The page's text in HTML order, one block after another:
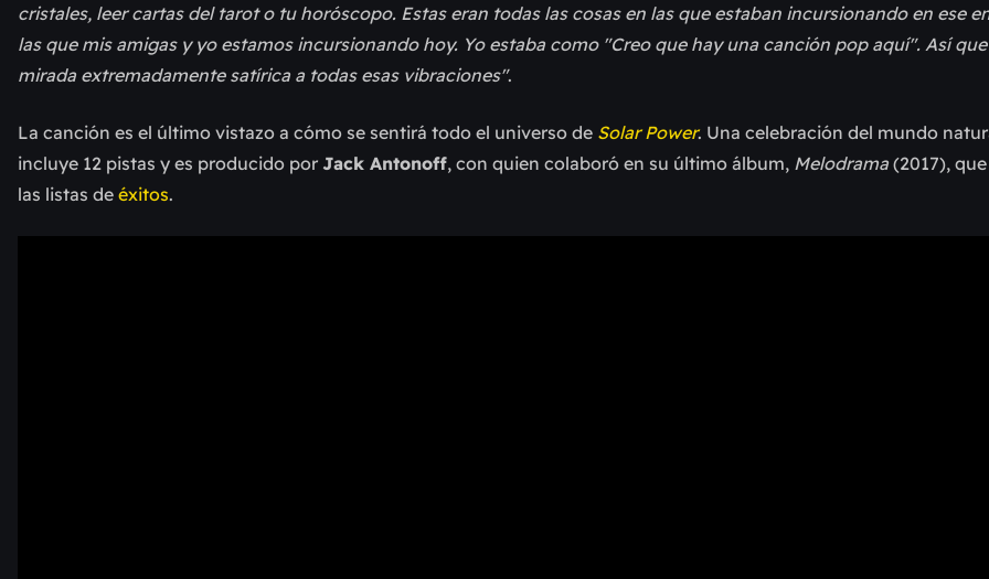
cristales, leer cartas del tarot o tu horóscopo. Estas eran todas las cosas en las que estaban incursionando en ese
las que mis amigas y yo estamos incursionando hoy. Yo estaba como "Creo que hay una canción pop aquí". Así
mirada extremadamente satírica a todas esas vibraciones".
La canción es el último vistazo a cómo se sentirá todo el universo de Solar Power. Una celebración del mundo
incluye 12 pistas y es producido por Jack Antonoff, con quien colaboró en su último álbum, Melodrama (2017),
las listas de éxitos.